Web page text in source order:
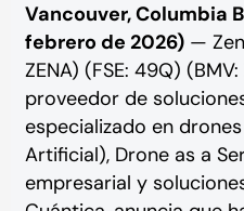
Vancouver, Columbia
febrero de 2026)—
ZENA) (FSE: 49Q)
proveedor de
especializado en
Artificial), Drone as a
empresarial y